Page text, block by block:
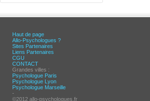
Haut de page
Allo-Psychologues ?
Sites Partenaires
Liens Partenaires
CGU
CONTACT
Grandes villes :
Psychologue Paris
Psychologue Lyon
Psychologue Marseille
-
©2012 allo-psychologues.fr